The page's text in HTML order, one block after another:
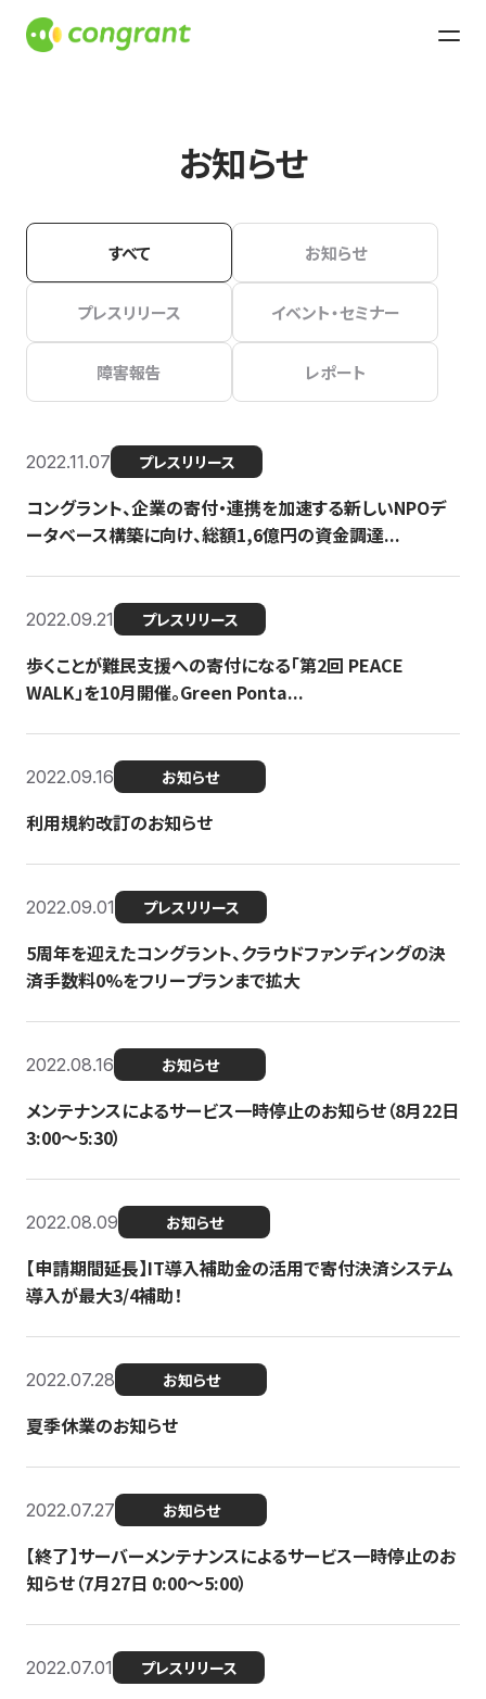
お知らせ
すべて お知らせ
プレスリリース イベント・セミナー
障害報告 レポート
2022.11.07 プレスリリース
コングラント、企業の寄付・連携を加速する新しいNPOデ
ータベース構築に向け、総額1,6億円の資金調達...
2022.09.21 プレスリリース
歩くことが難民支援への寄付になる「第2回 PEACE
WALK」を10月開催。Green Ponta...
2022.09.16 お知らせ
利用規約改訂のお知らせ
2022.09.01 プレスリリース
5周年を迎えたコングラント、クラウドファンディングの決
済手数料0%をフリープランまで拡大
2022.08.16 お知らせ
メンテナンスによるサービス一時停止のお知らせ（8月22日
3:00〜5:30）
2022.08.09 お知らせ
【申請期間延長】IT導入補助金の活用で寄付決済システム
導入が最大3/4補助！
2022.07.28 お知らせ
夏季休業のお知らせ
2022.07.27 お知らせ
【終了】サーバーメンテナンスによるサービス一時停止のお
知らせ（7月27日 0:00〜5:00）
2022.07.01 プレスリリース